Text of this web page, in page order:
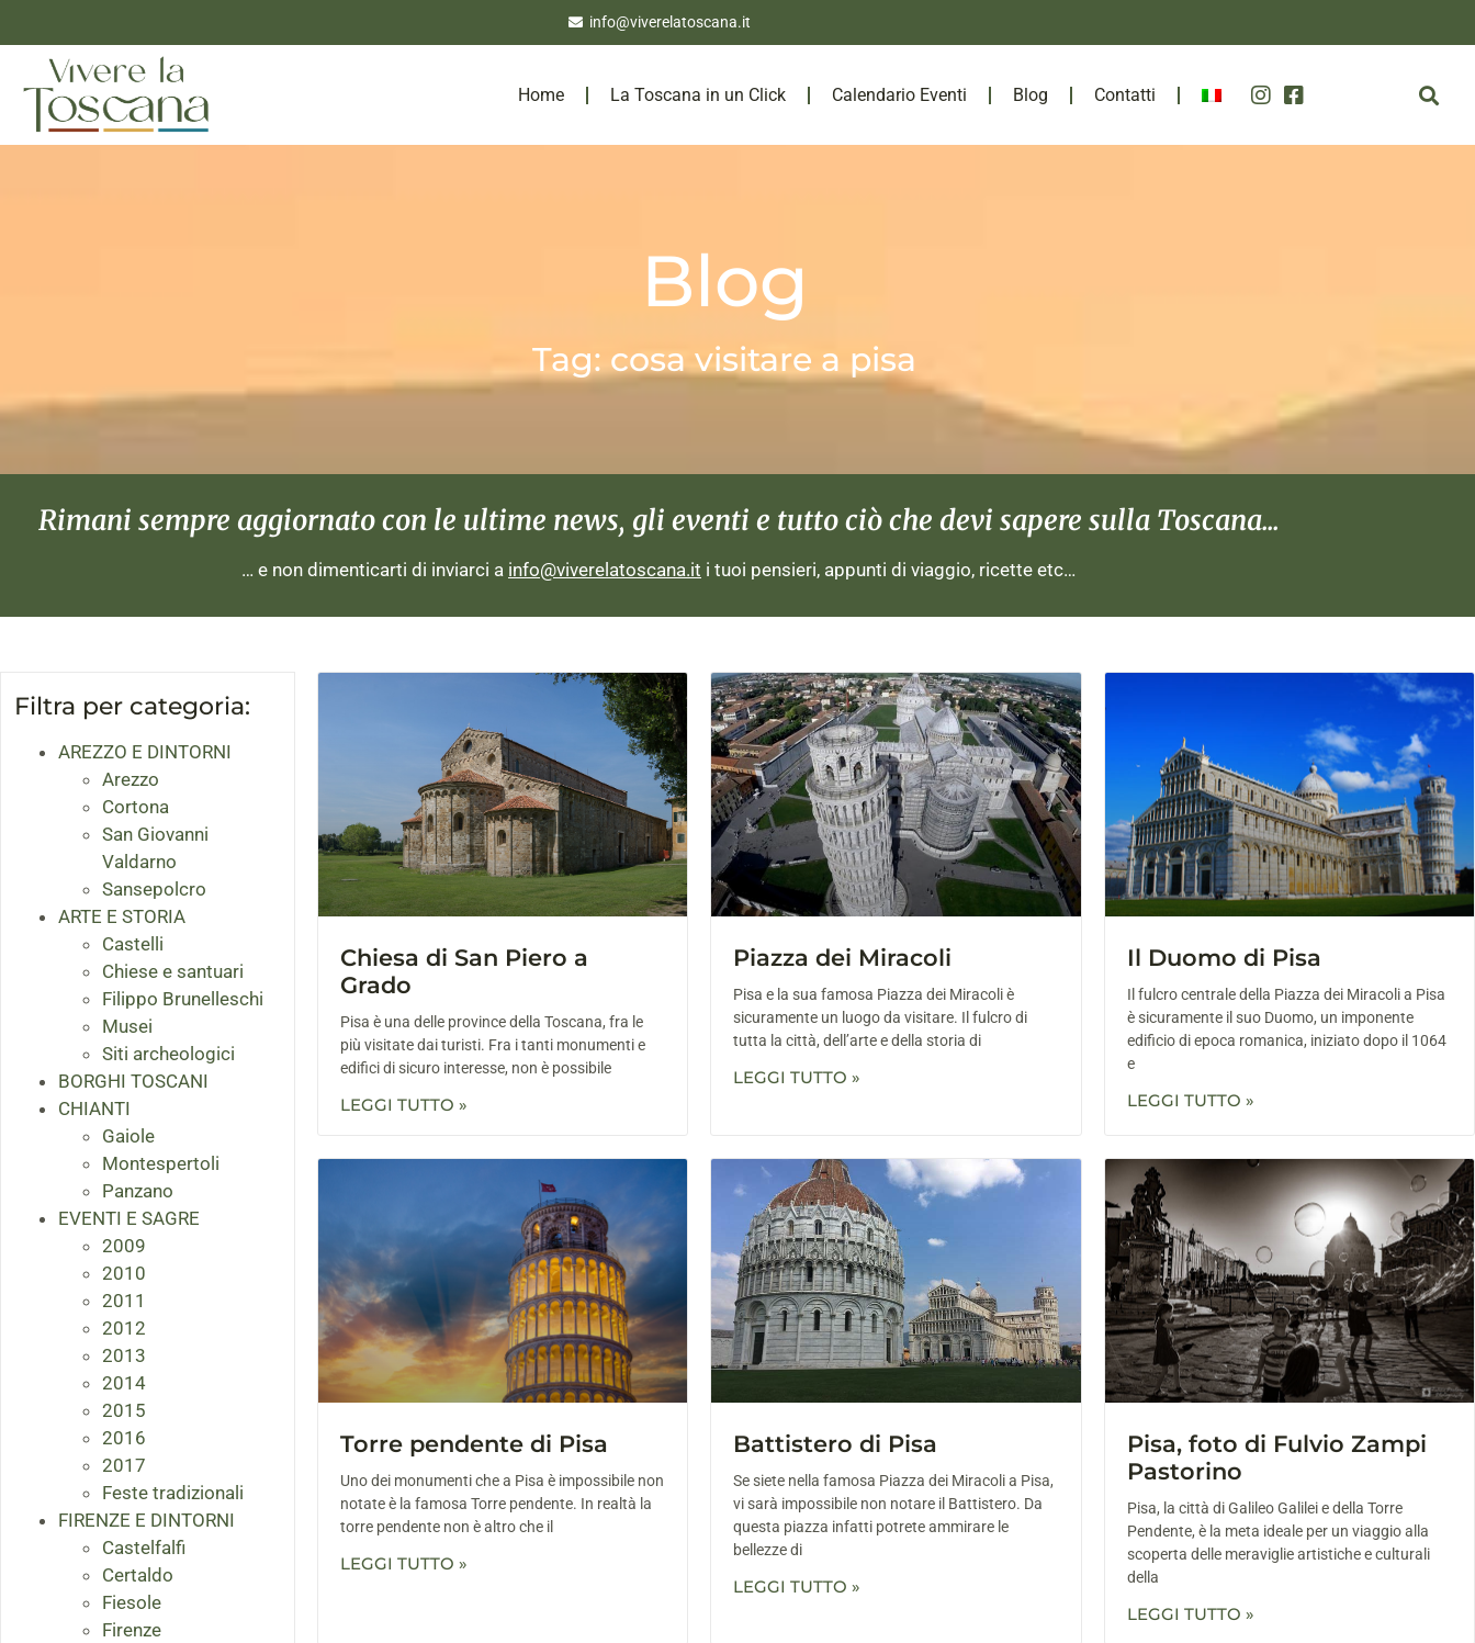
info@viverelatoscana.it
Home La Toscana in un Click Calendario Eventi Blog Contatti
Blog
Tag: cosa visitare a pisa
Rimani sempre aggiornato con le ultime news, gli eventi e tutto ciò che devi sapere sulla Toscana...
… e non dimenticarti di inviarci a info@viverelatoscana.it i tuoi pensieri, appunti di viaggio, ricette etc…
Filtra per categoria:
AREZZO E DINTORNI
Arezzo
Cortona
San Giovanni
Valdarno
Sansepolcro
ARTE E STORIA
Castelli
Chiese e santuari
Filippo Brunelleschi
Musei
Siti archeologici
BORGHI TOSCANI
CHIANTI
Gaiole
Montespertoli
Panzano
EVENTI E SAGRE
2009
2010
2011
2012
2013
2014
2015
2016
2017
Feste tradizionali
FIRENZE E DINTORNI
Castelfalfi
Certaldo
Fiesole
Firenze
Chiesa di San Piero a
Grado
Pisa è una delle province della Toscana, fra le
più visitate dai turisti. Fra i tanti monumenti e
edifici di sicuro interesse, non è possibile
LEGGI TUTTO »
Piazza dei Miracoli
Pisa e la sua famosa Piazza dei Miracoli è
sicuramente un luogo da visitare. Il fulcro di
tutta la città, dell’arte e della storia di
LEGGI TUTTO »
Il Duomo di Pisa
Il fulcro centrale della Piazza dei Miracoli a Pisa
è sicuramente il suo Duomo, un imponente
edificio di epoca romanica, iniziato dopo il 1064
e
LEGGI TUTTO »
Torre pendente di Pisa
Uno dei monumenti che a Pisa è impossibile non
notate è la famosa Torre pendente. In realtà la
torre pendente non è altro che il
LEGGI TUTTO »
Battistero di Pisa
Se siete nella famosa Piazza dei Miracoli a Pisa,
vi sarà impossibile non notare il Battistero. Da
questa piazza infatti potrete ammirare le
bellezze di
LEGGI TUTTO »
Pisa, foto di Fulvio Zampi
Pastorino
Pisa, la città di Galileo Galilei e della Torre
Pendente, è la meta ideale per un viaggio alla
scoperta delle meraviglie artistiche e culturali
della
LEGGI TUTTO »